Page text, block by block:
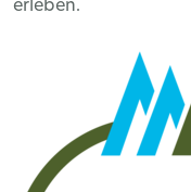
erleben.